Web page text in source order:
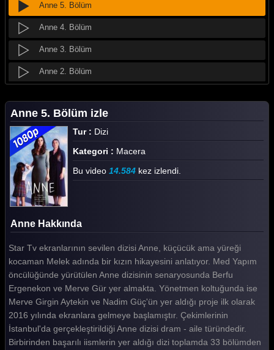
Anne 5. Bölüm
Anne 4. Bölüm
Anne 3. Bölüm
Anne 2. Bölüm
Tüm Bölümleri Göster
Anne 5. Bölüm izle
Tur : Dizi
Kategori : Macera
Bu video 14.584 kez izlendi.
Anne Hakkında
Star Tv ekranlarının sevilen dizisi Anne, küçücük ama yüreği
kocaman Melek adında bir kızın hikayesini anlatıyor. Med Yapım
öncülüğünde yürütülen Anne dizisinin senaryosunda Berfu
Ergenekon ve Merve Gür yer almakta. Yönetmen koltuğunda ise
Merve Girgin Aytekin ve Nadim Güç'ün yer aldığı proje ilk olarak
2016 yılında ekranlara gelmeye başlamıştır. Çekimlerinin
İstanbul'da gerçekleştirildiği Anne dizisi dram - aile türündedir.
Birbirinden başarılı iismlerin yer aldığı dizi toplamda 33 bölümden